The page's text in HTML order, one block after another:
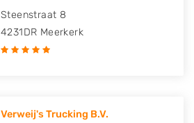
Steenstraat 8
4231DR Meerkerk
Verweij's Trucking B.V.